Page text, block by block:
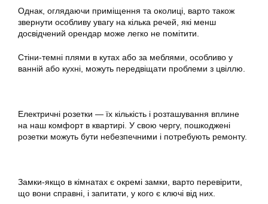
Однак, оглядаючи приміщення та околиці, варто також
звернути особливу увагу на кілька речей, які менш
досвідчений орендар може легко не помітити.
Стіни-темні плями в кутах або за меблями, особливо у
ванній або кухні, можуть передвіщати проблеми з цвіллю.
Електричні розетки — їх кількість і розташування вплине
на наш комфорт в квартирі. У свою чергу, пошкоджені
розетки можуть бути небезпечними і потребують ремонту.
Замки-якщо в кімнатах є окремі замки, варто перевірити,
що вони справні, і запитати, у кого є ключі від них.